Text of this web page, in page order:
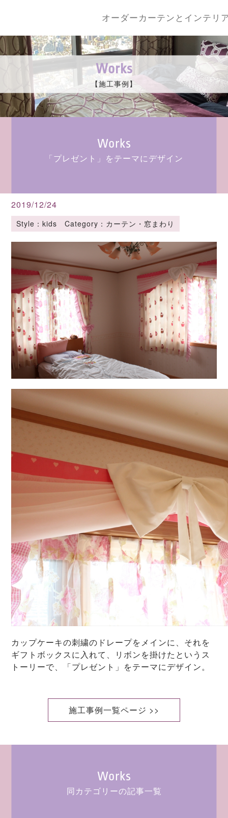
オーダーカーテンとインテリ
Works
【施工事例】
Works
「プレゼント」をテーマにデザイン
2019/12/24
Style：kids Category：カーテン・窓まわり
カップケーキの刺繍のドレープをメインに、それを
ギフトボックスに入れて、リボンを掛けたというス
トーリーで、「プレゼント」をテーマにデザイン。
施工事例一覧ページ >>
Works
同カテゴリーの記事一覧